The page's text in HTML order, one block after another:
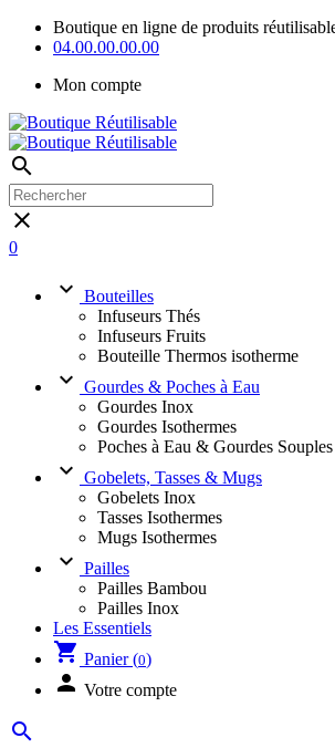
Boutique en ligne de produits
04.00.00.00.00
Mon compte
search
close
0
keyboard_arrow_down Bouteilles
Infuseurs Thés
Infuseurs Fruits
Bouteille Thermos isotherme
keyboard_arrow_down Gourdes & Poches à Eau
Gourdes Inox
Gourdes Isothermes
Poches à Eau & Gourdes Souples
keyboard_arrow_down Gobelets, Tasses & Mugs
Gobelets Inox
Tasses Isothermes
Mugs Isothermes
keyboard_arrow_down Pailles
Pailles Bambou
Pailles Inox
Les Essentiels
shopping_cart Panier (0)
person Votre compte
search